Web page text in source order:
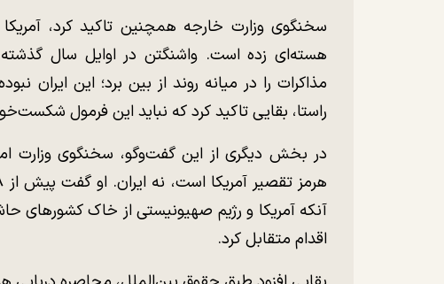
مذاکرات را در میانه روند از بین برد؛ این ایران
راستا، بقایی تاکید کرد که نباید این فرمول
در بخش دیگری از این گفت‌و‌گو، سخنگوی وزارت
آنکه آمریکا و رژیم صهیونیستی از خاک کشور‌های
اقدام متقابل کرد.